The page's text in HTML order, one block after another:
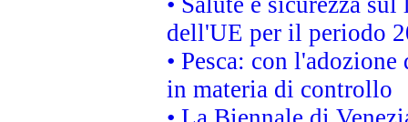
dell'UE per il periodo
• Pesca: con
in materia di controllo